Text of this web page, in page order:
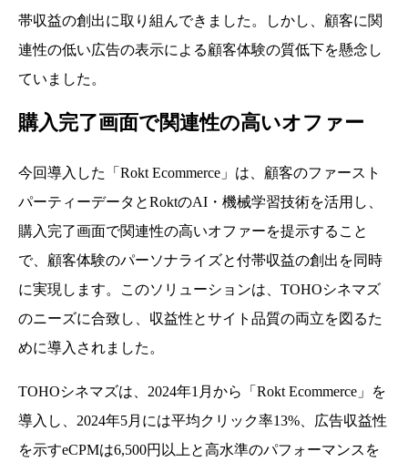
帯収益の創出に取り組んできました。しかし、顧客に関
連性の低い広告の表示による顧客体験の質低下を懸念し
ていました。
購入完了画面で関連性の高いオファー
今回導入した「Rokt Ecommerce」は、顧客のファースト
パーティーデータとRoktのAI・機械学習技術を活用し、
購入完了画面で関連性の高いオファーを提示すること
で、顧客体験のパーソナライズと付帯収益の創出を同時
に実現します。このソリューションは、TOHOシネマズ
のニーズに合致し、収益性とサイト品質の両立を図るた
めに導入されました。
TOHOシネマズは、2024年1月から「Rokt Ecommerce」を
導入し、2024年5月には平均クリック率13%、広告収益性
を示すeCPMは6,500円以上と高水準のパフォーマンスを